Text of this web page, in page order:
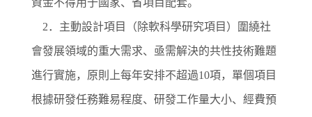
資金不得用于國家、省項目配套。
2．主動設計項目（除軟科學研究項目）圍繞社
會發展領域的重大需求、亟需解決的共性技術難題
進行實施，原則上每年安排不超過10項，單個項目
根據研發任務難易程度、研發工作量大小、經費預